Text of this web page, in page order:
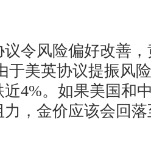
风险偏好改善，
于美英协议提振风
4%。如果美国和
，金价应该会回